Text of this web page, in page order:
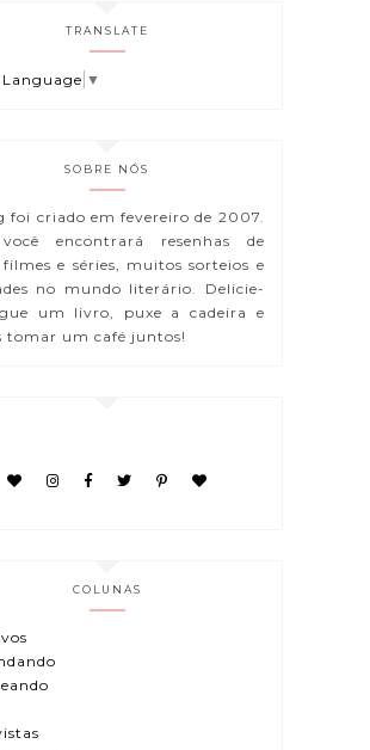
TRANSLATE
Language ▼
SOBRE NÓS
foi criado em fevereiro de 2007.
encontrará resenhas de
e séries, muitos sorteios e
no mundo literário. Delicie-
um livro, puxe a cadeira e
tomar um café juntos!
COLUNAS